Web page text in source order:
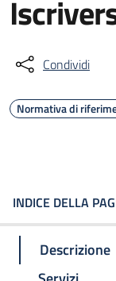
Condividi
Normativa di
INDICE DELLA
Descrizione